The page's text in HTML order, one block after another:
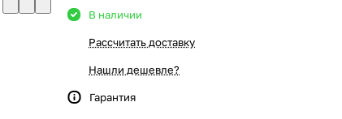
В наличии
Рассчитать доставку
Нашли дешевле?
Гарантия